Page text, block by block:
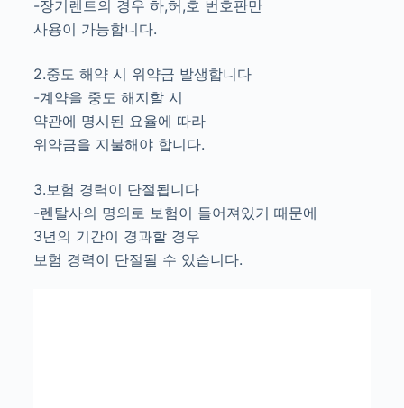
-장기렌트의 경우 하,허,호 번호판만
사용이 가능합니다.
2.중도 해약 시 위약금 발생합니다
-계약을 중도 해지할 시
약관에 명시된 요율에 따라
위약금을 지불해야 합니다.
3.보험 경력이 단절됩니다
-렌탈사의 명의로 보험이 들어져있기 때문에
3년의 기간이 경과할 경우
보험 경력이 단절될 수 있습니다.